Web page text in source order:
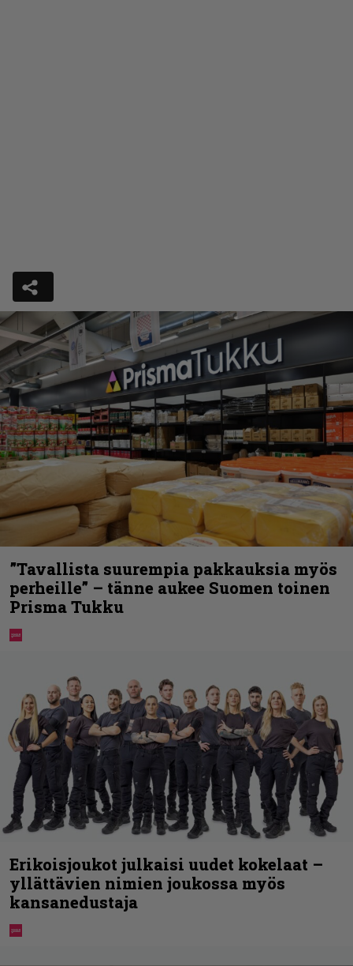
”Tavallista suurempia pakkauksia myös
perheille” – tänne aukee Suomen toinen
Prisma Tukku
Erikoisjoukot julkaisi uudet kokelaat –
yllättävien nimien joukossa myös
kansanedustaja